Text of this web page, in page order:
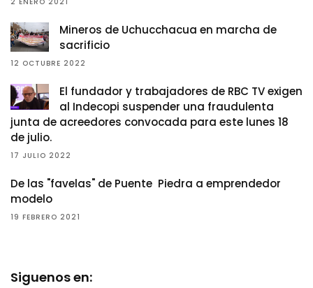
Mineros de Uchucchacua en marcha de
sacrificio
12 OCTUBRE 2022
El fundador y trabajadores de RBC TV exigen
al Indecopi suspender una fraudulenta
junta de acreedores convocada para este lunes 18
de julio.
17 JULIO 2022
De las "favelas" de Puente Piedra a emprendedor
modelo
19 FEBRERO 2021
Siguenos en: